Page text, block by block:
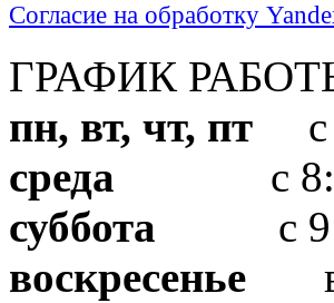
Согласие на обработку
ГРАФИК
пн, вт, чт, пт с
среда с 8:00
суббота с
воскресенье